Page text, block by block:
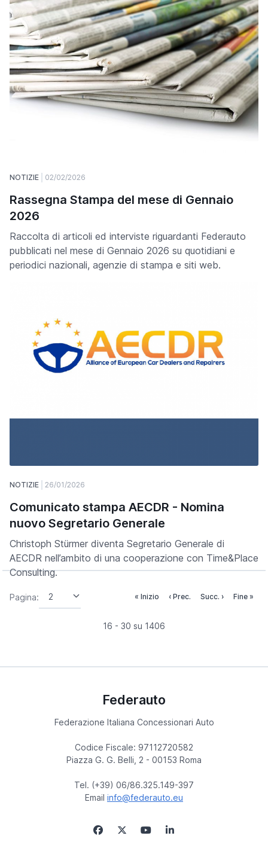
NOTIZIE 02/02/2026
Rassegna Stampa del mese di Gennaio
2026
Raccolta di articoli ed interviste riguardanti Federauto
pubblicati nel mese di Gennaio 2026 su quotidiani e
periodici nazionali, agenzie di stampa e siti web.
NOTIZIE 26/01/2026
Comunicato stampa AECDR - Nomina
nuovo Segretario Generale
Christoph Stürmer diventa Segretario Generale di
AECDR nell’ambito di una cooperazione con Time&Place
Consulting.
Pagina:
16 - 30 su 1406
« Inizio ‹ Prec. Succ. › Fine »
Federauto
Federazione Italiana Concessionari Auto
Codice Fiscale: 97112720582
Piazza G. G. Belli, 2 - 00153 Roma
Tel. (+39) 06/86.325.149-397
Email info@federauto.eu